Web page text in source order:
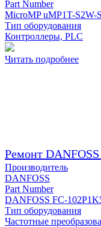
Part Number
MicroMP uMP1T-S2W-
Тип оборудования
Контроллеры, PLC
Читать подробнее
Ремонт
Производитель
DANFOSS
Part Number
DANFOSS FC-
Тип оборудования
Частотные